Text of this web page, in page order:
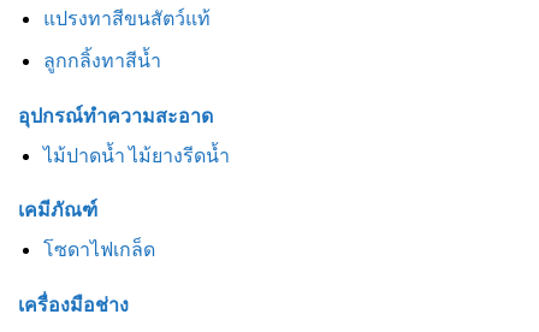
แปรงทาสีขนสัตว์แท้
ลูกกลิ้งทาสีน้ำ
อุปกรณ์ทำความสะอาด
ไม้ปาดน้ำ ไม้ยางรีดน้ำ
เคมีภัณฑ์
โซดาไฟเกล็ด
เครื่องมือช่าง